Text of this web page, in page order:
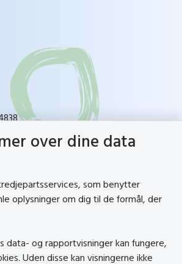
over dine data
som benytter
oplysninger om dig til de formål, der
data- og rapportvisninger kan fungere,
Uden disse kan visningerne ikke